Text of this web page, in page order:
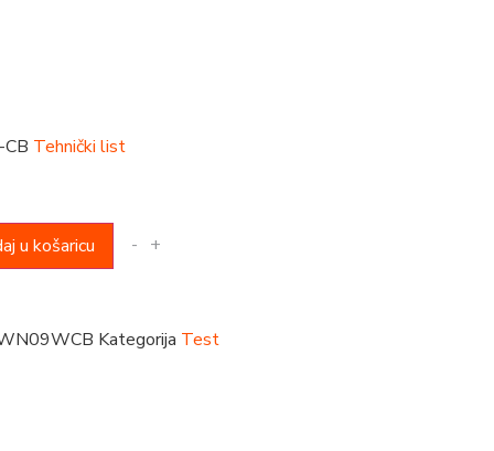
Tehnički list
- +
u košaricu
Kategorija Test